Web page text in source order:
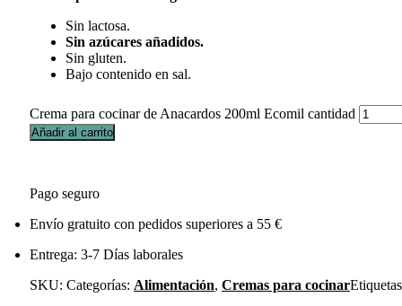
Sin lactosa.
Sin azúcares añadidos.
Sin gluten.
Bajo contenido en sal.
Crema para cocinar de Anacardos 200ml Ecomil cantidad
Añadir al carrito
Pago seguro
Envío gratuito con pedidos superiores a 55 €
Entrega: 3-7 Días laborales
SKU: Categorías: Alimentación, Cremas para cocinar